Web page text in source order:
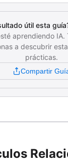
útil esta
aprendiendo IA.
a descubrir
prácticas.
Compartir